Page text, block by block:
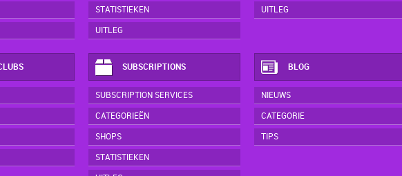
STATISTIEKEN
UITLEG
UITLEG
SUBSCRIPTIONS
SUBSCRIPTION SERVICES
CATEGORIEËN
SHOPS
STATISTIEKEN
BLOG
NIEUWS
CATEGORIE
TIPS